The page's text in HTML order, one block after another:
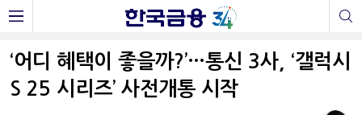
‘어디 혜택이 좋을까?’…통신 3사, ‘갤럭시
S 25 시리즈’ 사전개통 시작